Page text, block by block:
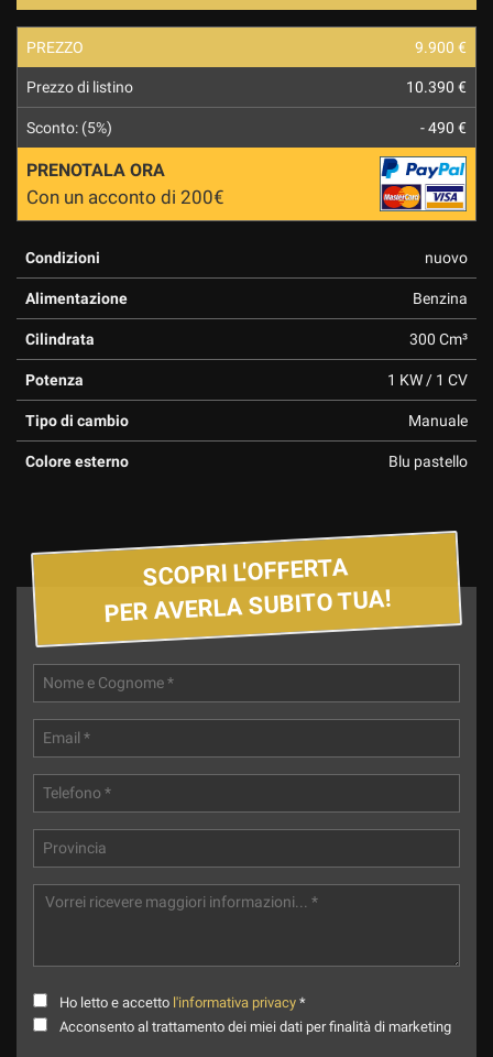
PREZZO 9.900 €
Prezzo di listino 10.390 €
Sconto: (5%) - 490 €
PRENOTALA ORA
Con un acconto di 200€
Condizioni nuovo
Alimentazione Benzina
Cilindrata 300 Cm³
Potenza 1 KW / 1 CV
Tipo di cambio Manuale
Colore esterno Blu pastello
SCOPRI L'OFFERTA
PER AVERLA SUBITO TUA!
Ho letto e accetto l'informativa privacy *
Acconsento al trattamento dei miei dati per finalità di marketing